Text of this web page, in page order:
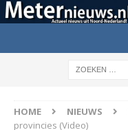
HOME NIEUWS
provincies (Video)